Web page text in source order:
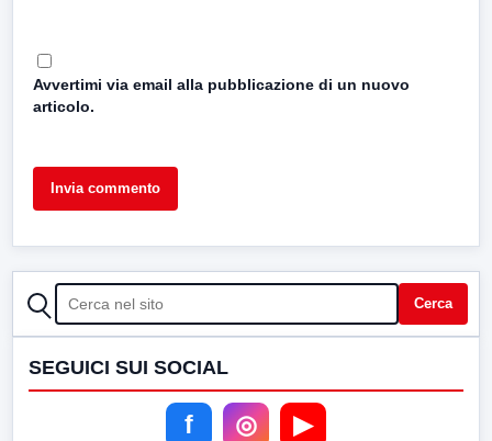
Avvertimi via email alla pubblicazione di un nuovo
articolo.
CERCA Cerca
SEGUICI SUI SOCIAL
f ◎ ▶